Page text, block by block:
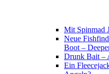
Mit Spinmad
Neue
Boot –
Drunk Bait –
Ein